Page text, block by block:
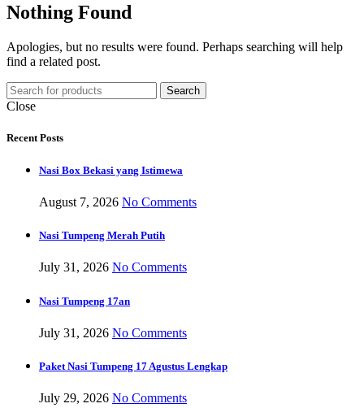
Nothing Found
Apologies, but no results were found. Perhaps searching will help
find a related post.
Search
Close
Recent Posts
Nasi Box Bekasi yang Istimewa
August 7, 2026 No Comments
Nasi Tumpeng Merah Putih
July 31, 2026 No Comments
Nasi Tumpeng 17an
July 31, 2026 No Comments
Paket Nasi Tumpeng 17 Agustus Lengkap
July 29, 2026 No Comments